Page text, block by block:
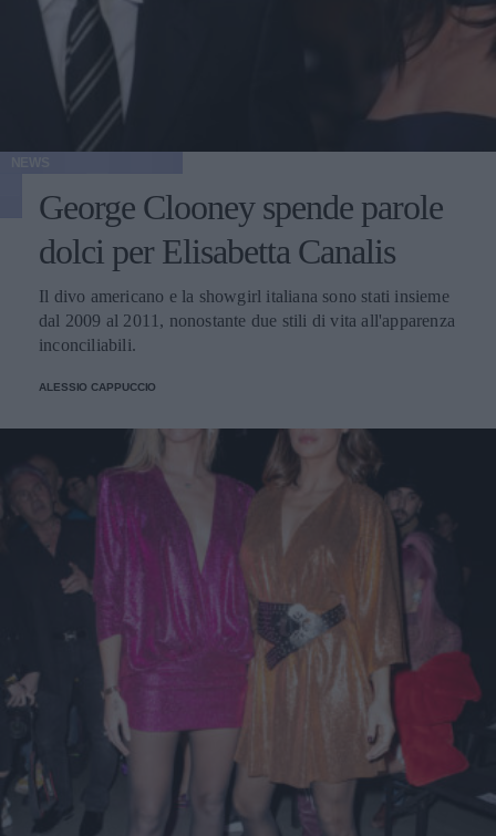
George Clooney spende parole
dolci per Elisabetta Canalis
Il divo americano e la showgirl italiana sono stati insieme
dal 2009 al 2011, nonostante due stili di vita all'apparenza
inconciliabili.
ALESSIO CAPPUCCIO